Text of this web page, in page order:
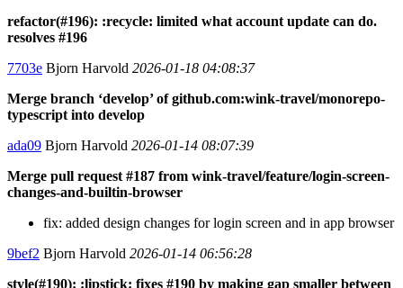
refactor(#196): :recycle: limited what account update can do.
resolves #196
7703e Bjorn Harvold 2026-01-18 04:08:37
Merge branch ‘develop’ of github.com:wink-travel/monorepo-
typescript into develop
ada09 Bjorn Harvold 2026-01-14 08:07:39
Merge pull request #187 from wink-travel/feature/login-screen-
changes-and-builtin-browser
fix: added design changes for login screen and in app browser
9bef2 Bjorn Harvold 2026-01-14 06:56:28
style(#190): :lipstick: fixes #190 by making gap smaller between